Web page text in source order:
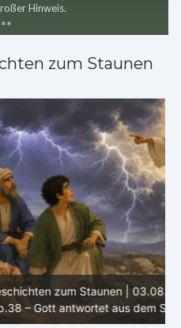
Hinweis.
**
zum Staunen
| 03.08.2026 |
aus dem Sturm